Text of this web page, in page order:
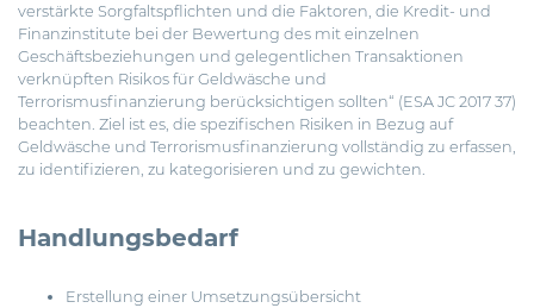
verstärkte Sorgfaltspflichten und die Faktoren, die Kredit- und
Finanzinstitute bei der Bewertung des mit einzelnen
Geschäftsbeziehungen und gelegentlichen Transaktionen
verknüpften Risikos für Geldwäsche und
Terrorismusfinanzierung berücksichtigen sollten“ (ESA JC 2017 37)
beachten. Ziel ist es, die spezifischen Risiken in Bezug auf
Geldwäsche und Terrorismusfinanzierung vollständig zu erfassen,
zu identifizieren, zu kategorisieren und zu gewichten.
Handlungsbedarf
Erstellung einer Umsetzungsübersicht